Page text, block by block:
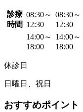
診療
時間
08:30～
12:30
08:30～
12:30
14:00～
18:00
14:00～
18:00
休診日
日曜日、祝日
おすすめポイント